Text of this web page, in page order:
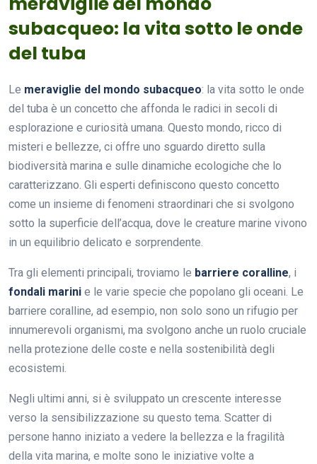
subacqueo: la vita sotto le onde
del tuba
Le meraviglie del mondo subacqueo: la vita sotto le onde
del tuba è un concetto che affonda le radici in secoli di
esplorazione e curiosità umana. Questo mondo, ricco di
misteri e bellezze, ci offre uno sguardo diretto sulla
biodiversità marina e sulle dinamiche ecologiche che lo
caratterizzano. Gli esperti definiscono questo concetto
come un insieme di fenomeni straordinari che si svolgono
sotto la superficie dell’acqua, dove le creature marine vivono
in un equilibrio delicato e sorprendente.
Tra gli elementi principali, troviamo le barriere coralline, i
fondali marini e le varie specie che popolano gli oceani. Le
barriere coralline, ad esempio, non solo sono un rifugio per
innumerevoli organismi, ma svolgono anche un ruolo cruciale
nella protezione delle coste e nella sostenibilità degli
ecosistemi.
Negli ultimi anni, si è sviluppato un crescente interesse
verso la sensibilizzazione su questo tema. Scatter di
persone hanno iniziato a vedere la bellezza e la fragilità
della vita marina, e molte sono le iniziative volte a